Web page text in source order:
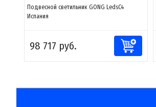
Подвесной светильник GONG LedsC4
Испания
98 717 руб.